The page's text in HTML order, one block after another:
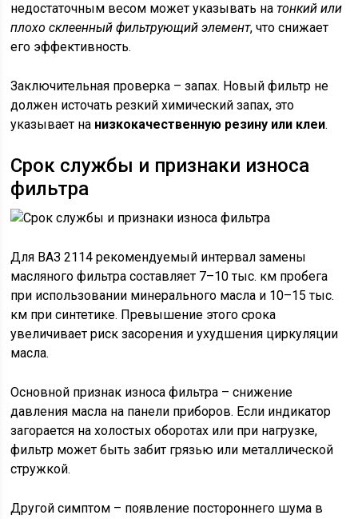
недостаточным весом может указывать натонкий или
плохо склеенный фильтрующий элемент, что снижает
его эффективность.
Заключительная проверка – запах. Новый фильтр не
должен источать резкий химический запах, это
указывает на низкокачественную резину или клеи.
Срок службы и признаки износа
фильтра
Для ВАЗ 2114 рекомендуемый интервал замены
масляного фильтра составляет 7–10 тыс. км пробега
при использовании минерального масла и 10–15 тыс.
км при синтетике. Превышение этого срока
увеличивает риск засорения и ухудшения циркуляции
масла.
Основной признак износа фильтра – снижение
давления масла на панели приборов. Если индикатор
загорается на холостых оборотах или при нагрузке,
фильтр может быть забит грязью или металлической
стружкой.
Другой симптом – появление постороннего шума в